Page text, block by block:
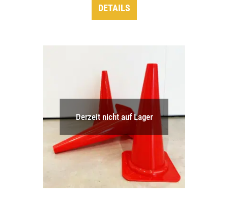
DETAILS
Derzeit nicht auf Lager